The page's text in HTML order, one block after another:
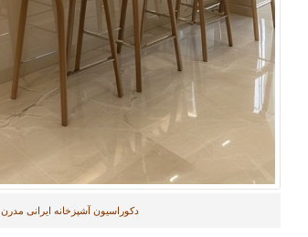
دکوراسیون آشپزخانه ایرانی مدرن